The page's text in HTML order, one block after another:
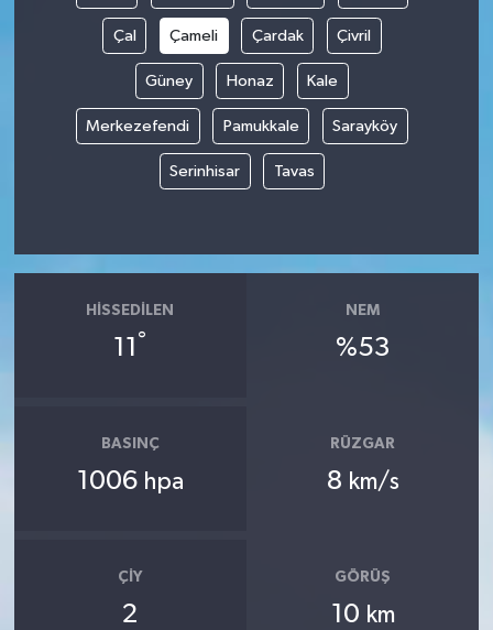
Çal Çameli Çardak Çivril
Güney Honaz Kale
Merkezefendi Pamukkale Sarayköy
Serinhisar Tavas
HISSEDILEN
11 °
NEM
%53
BASINÇ
1006 hpa
RÜZGAR
8 km/s
ÇIY
2
GÖRÜŞ
10 km